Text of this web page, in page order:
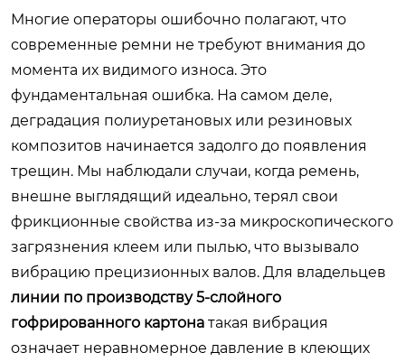
Многие операторы ошибочно полагают, что
современные ремни не требуют внимания до
момента их видимого износа. Это
фундаментальная ошибка. На самом деле,
деградация полиуретановых или резиновых
композитов начинается задолго до появления
трещин. Мы наблюдали случаи, когда ремень,
внешне выглядящий идеально, терял свои
фрикционные свойства из-за микроскопического
загрязнения клеем или пылью, что вызывало
вибрацию прецизионных валов. Для владельцев
линии по производству 5-слойного
гофрированного картона такая вибрация
означает неравномерное давление в клеющих